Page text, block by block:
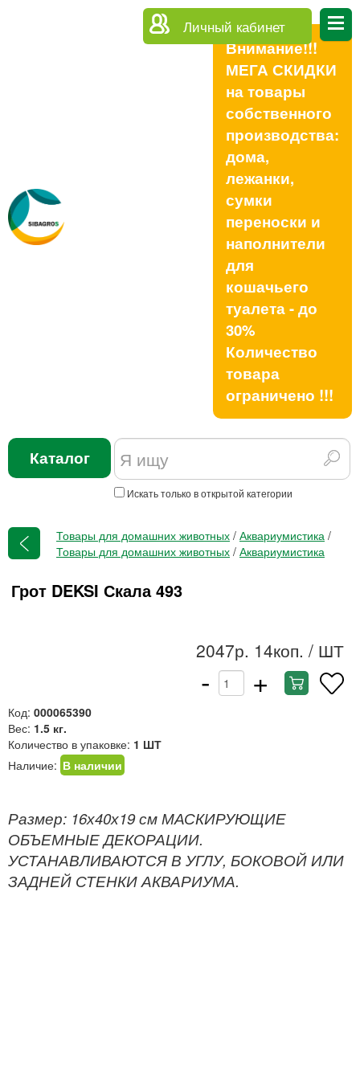
Личный кабинет
Внимание!!!
МЕГА СКИДКИ
на товары
собственного
производства:
дома,
лежанки,
сумки
переноски и
наполнители
для
кошачьего
туалета - до
30%
Количество
товара
ограничено !!!
Каталог
Искать только в открытой категории
Товары для домашних животных / Аквариумистика /
Товары для домашних животных / Аквариумистика
Грот DEKSI Скала 493
2047р. 14коп. / ШТ
- +
Код: 000065390
Вес: 1.5 кг.
Количество в упаковке: 1 ШТ
Наличие: В наличии
Размер: 16х40х19 см МАСКИРУЮЩИЕ
ОБЪЕМНЫЕ ДЕКОРАЦИИ.
УСТАНАВЛИВАЮТСЯ В УГЛУ, БОКОВОЙ ИЛИ
ЗАДНЕЙ СТЕНКИ АКВАРИУМА.